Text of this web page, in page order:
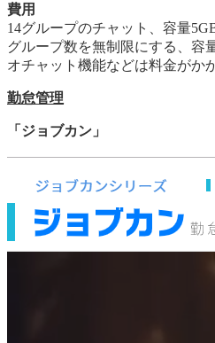
費用
14グループのチャット、容量
グループ数を無制限にする、容
オチャット機能などは料金がか
勤怠管理
「ジョブカン」